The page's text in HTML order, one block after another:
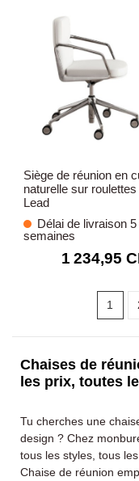
Siège de réunion en
naturelle sur roulettes
Lead
Délai de livraison
semaines
1 234,95
1
Chaises de
les prix, toutes
Tu cherches une
design ? Chez
tous les styles, tous
Chaise de réunion